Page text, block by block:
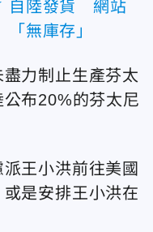
自陸發貨 網站
「無庫存」
力制止生產芬太
布20%的芬太尼
王小洪前往美國
是安排王小洪在